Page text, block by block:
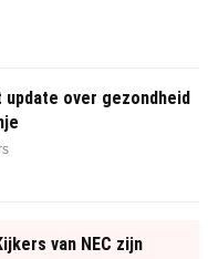
update over gezondheid
van NEC zijn